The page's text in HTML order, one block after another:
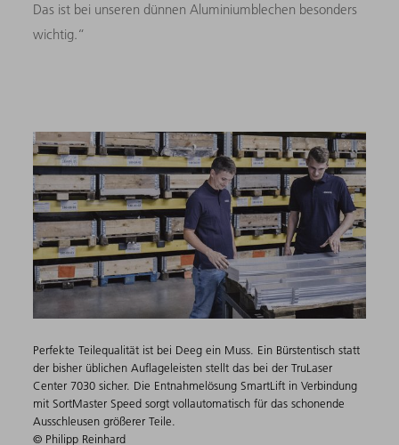
Das ist bei unseren dünnen Aluminiumblechen besonders
wichtig.“
Perfekte Teilequalität ist bei Deeg ein Muss. Ein Bürstentisch statt
der bisher üblichen Auflageleisten stellt das bei der TruLaser
Center 7030 sicher. Die Entnahmelösung SmartLift in Verbindung
mit SortMaster Speed sorgt vollautomatisch für das schonende
Ausschleusen größerer Teile.
© Philipp Reinhard